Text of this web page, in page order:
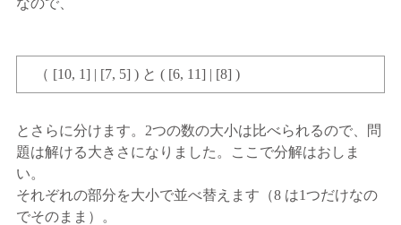
なので、
（ [10, 1] | [7, 5] ) と ( [6, 11] | [8] )
とさらに分けます。2つの数の大小は比べられるので、問
題は解ける大きさになりました。ここで分解はおしま
い。
それぞれの部分を大小で並べ替えます（8 は1つだけなの
でそのまま）。